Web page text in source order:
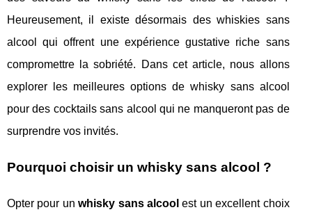
Heureusement, il existe désormais des whiskies sans
alcool qui offrent une expérience gustative riche sans
compromettre la sobriété. Dans cet article, nous allons
explorer les meilleures options de whisky sans alcool
pour des cocktails sans alcool qui ne manqueront pas de
surprendre vos invités.
Pourquoi choisir un whisky sans alcool ?
Opter pour unwhisky sans alcool est un excellent choix